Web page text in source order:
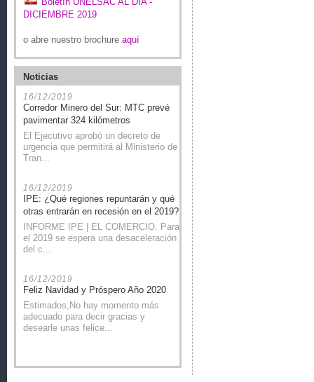
DICIEMBRE 2019
o abre nuestro brochure aquí
Noticias
16/12/2019
Corredor Minero del Sur: MTC prevé
pavimentar 324 kilómetros
El Ejecutivo aprobó un decreto de
urgencia que permitirá al Ministerio de
Tran...
16/12/2019
IPE: ¿Qué regiones repuntarán y qué
otras entrarán en recesión en el 2019?
INFORME IPE | EL COMERCIO. Para
el 2019 se espera una desaceleración
del c...
16/12/2019
Feliz Navidad y Próspero Año 2020
Estimados,No hay momento más
adecuado para decir gracias y
desearle unas felice...
20/11/2019